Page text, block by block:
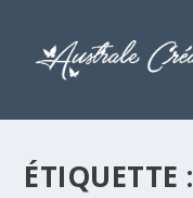
ÉTIQUETTE :